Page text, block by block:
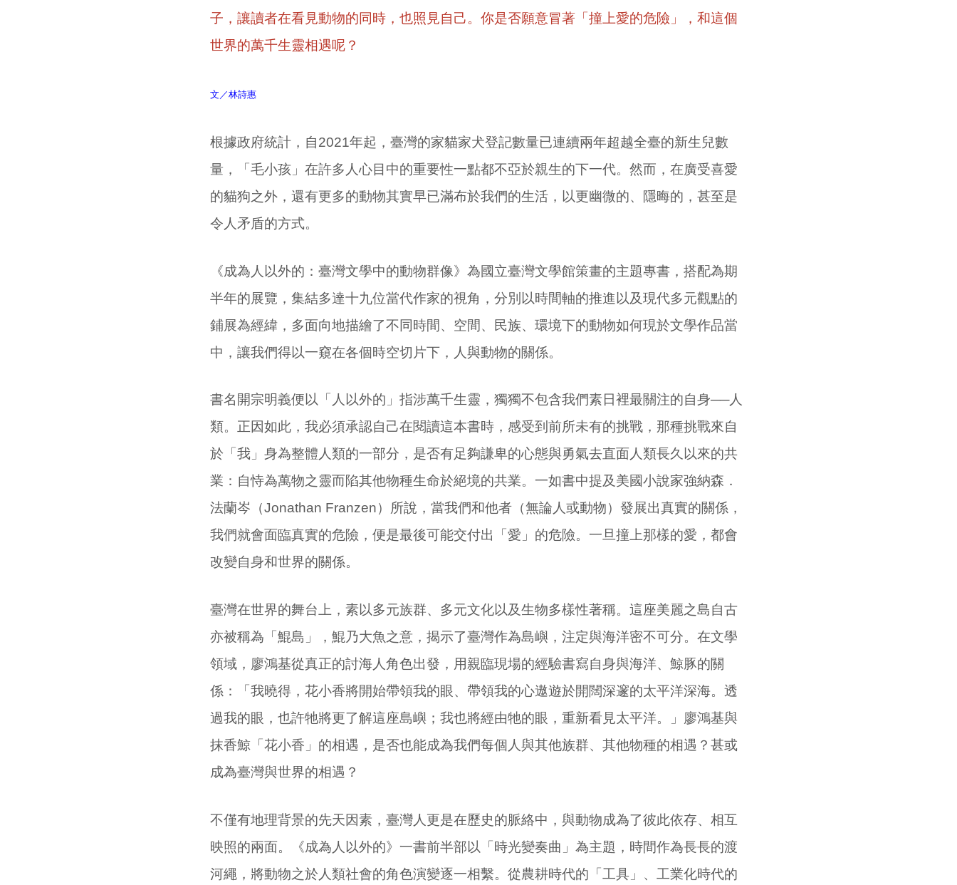
子，讓讀者在看見動物的同時，也照見自己。你是否願意冒著「撞上愛的危險」，和這個
世界的萬千生靈相遇呢？
文／林詩惠
根據政府統計，自2021年起，臺灣的家貓家犬登記數量已連續兩年超越全臺的新生兒數
量，「毛小孩」在許多人心目中的重要性一點都不亞於親生的下一代。然而，在廣受喜愛
的貓狗之外，還有更多的動物其實早已滿布於我們的生活，以更幽微的、隱晦的，甚至是
令人矛盾的方式。
《成為人以外的：臺灣文學中的動物群像》為國立臺灣文學館策畫的主題專書，搭配為期
半年的展覽，集結多達十九位當代作家的視角，分別以時間軸的推進以及現代多元觀點的
鋪展為經緯，多面向地描繪了不同時間、空間、民族、環境下的動物如何現於文學作品當
中，讓我們得以一窺在各個時空切片下，人與動物的關係。
書名開宗明義便以「人以外的」指涉萬千生靈，獨獨不包含我們素日裡最關注的自身──人
類。正因如此，我必須承認自己在閱讀這本書時，感受到前所未有的挑戰，那種挑戰來自
於「我」身為整體人類的一部分，是否有足夠謙卑的心態與勇氣去直面人類長久以來的共
業：自恃為萬物之靈而陷其他物種生命於絕境的共業。一如書中提及美國小說家強納森．
法蘭岑（Jonathan Franzen）所說，當我們和他者（無論人或動物）發展出真實的關係，
我們就會面臨真實的危險，便是最後可能交付出「愛」的危險。一旦撞上那樣的愛，都會
改變自身和世界的關係。
臺灣在世界的舞台上，素以多元族群、多元文化以及生物多樣性著稱。這座美麗之島自古
亦被稱為「鯤島」，鯤乃大魚之意，揭示了臺灣作為島嶼，注定與海洋密不可分。在文學
領域，廖鴻基從真正的討海人角色出發，用親臨現場的經驗書寫自身與海洋、鯨豚的關
係：「我曉得，花小香將開始帶領我的眼、帶領我的心遨遊於開闊深邃的太平洋深海。透
過我的眼，也許牠將更了解這座島嶼；我也將經由牠的眼，重新看見太平洋。」廖鴻基與
抹香鯨「花小香」的相遇，是否也能成為我們每個人與其他族群、其他物種的相遇？甚或
成為臺灣與世界的相遇？
不僅有地理背景的先天因素，臺灣人更是在歷史的脈絡中，與動物成為了彼此依存、相互
映照的兩面。《成為人以外的》一書前半部以「時光變奏曲」為主題，時間作為長長的渡
河繩，將動物之於人類社會的角色演變逐一相繫。從農耕時代的「工具」、工業化時代的